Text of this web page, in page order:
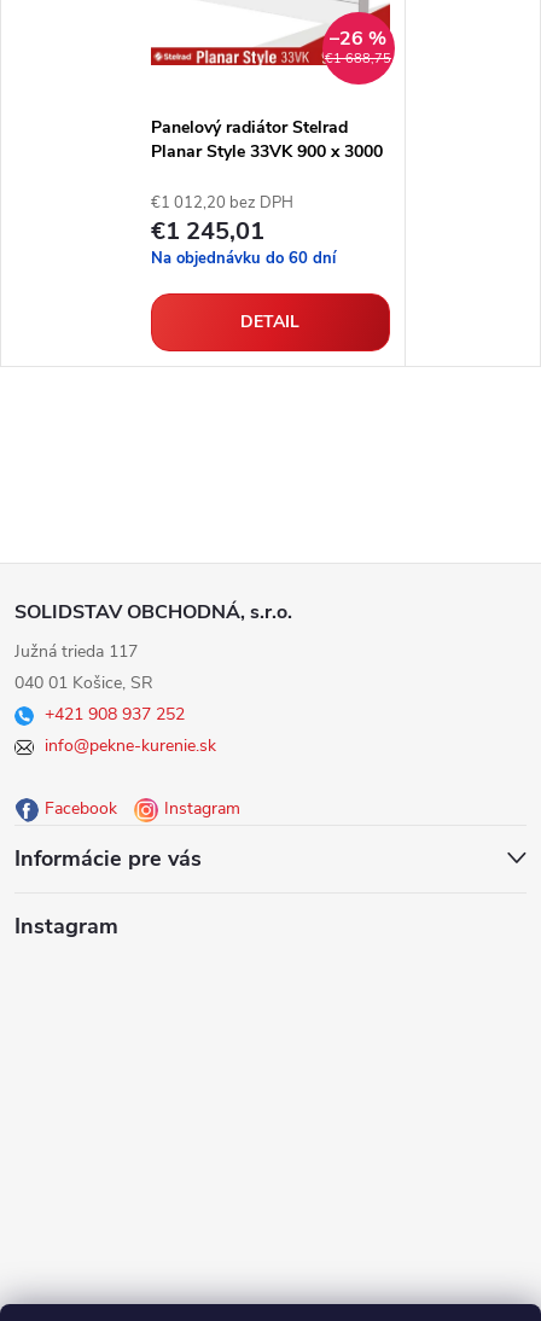
€1 688,75
–26 %
Panelový radiátor Stelrad
Planar Style 33VK 900 x 3000
€1 012,20 bez DPH
€1 245,01
Na objednávku do 60 dní
DETAIL
Z
á
p
ä
e
SOLIDSTAV OBCHODNÁ, s.r.o.
Južná trieda 117
040 01 Košice, SR
+421 908 937 252
info@pekne-kurenie.sk
Facebook Instagram
Informácie pre vás
Instagram